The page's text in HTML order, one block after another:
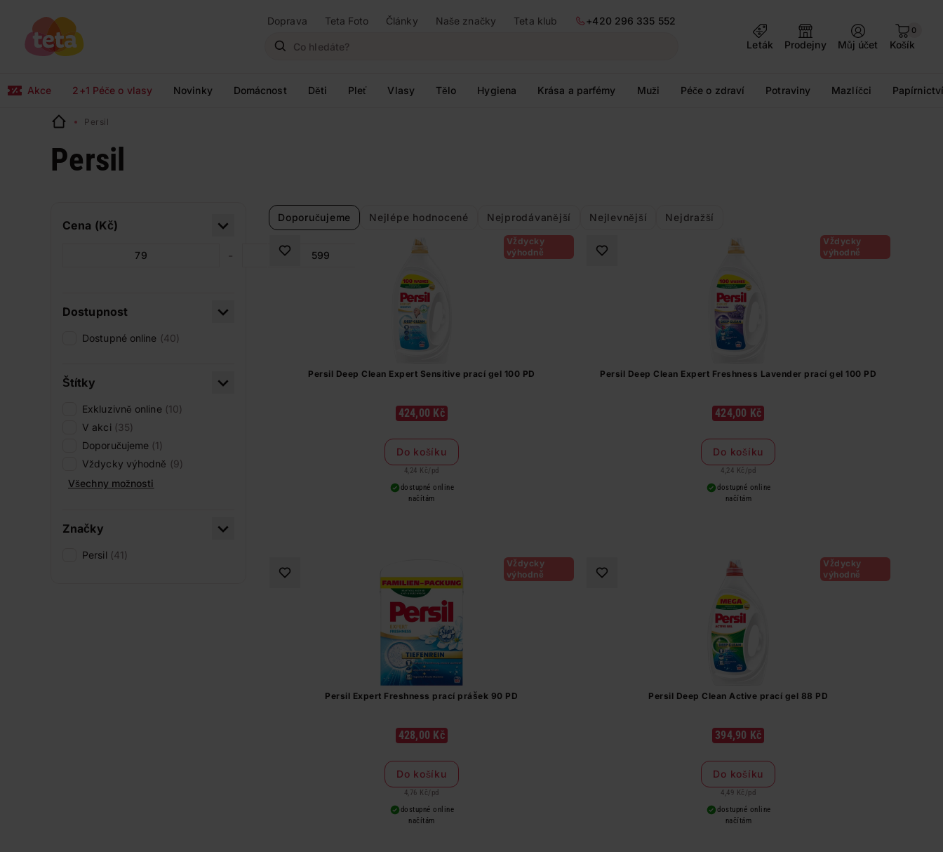
Doprava Teta Foto Články Naše značky Teta klub
+420 296 335 552
Leták
Prodejny Můj účet
0
Košík
Akce 2+1 Péče o vlasy Novinky Domácnost Děti Pleť Vlasy Tělo Hygiena Krása a parfémy Muži Péče o zdraví Potraviny Mazlíčci
Persil
Persil
Cena (Kč)
-
Dostupnost
Dostupné online (40)
Štítky
Exkluzivně online (10)
V akci (35)
Doporučujeme (1)
Vždycky výhodně (9)
Všechny možnosti
Značky
Persil (41)
Doporučujeme Nejlépe hodnocené Nejprodávanější Nejlevnější Nejdražší
Vždycky
výhodně
Persil Deep Clean Expert Sensitive prací gel 100 PD
424,00 Kč
Do košíku
4,24 Kč/ pd
dostupné online
načítám
Vždycky
výhodně
Persil Deep Clean Expert Freshness Lavender prací gel 100 PD
424,00 Kč
Do košíku
4,24 Kč /pd
dostupné online
načítám
Vždycky
výhodně
Persil Expert Freshness prací prášek 90 PD
428,00 Kč
Do košíku
4,76 Kč/ pd
dostupné online
načítám
Vždycky
výhodně
Persil Deep Clean Active prací gel 88 PD
394,90 Kč
Do košíku
4,49 Kč /pd
dostupné online
načítám